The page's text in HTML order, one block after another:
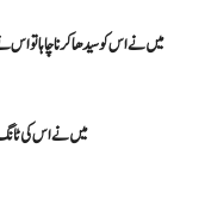
میں نے اس کو سیدھا کرنا چاہا تو
میں نے اس کی ٹانگ